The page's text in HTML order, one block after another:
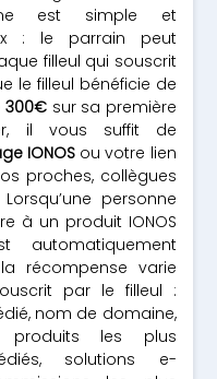
est simple et
: le parrain peut
filleul qui souscrit
le filleul bénéficie de
300€ sur sa première
il vous suffit de
IONOS ou votre lien
proches, collègues
personne
à un produit IONOS
automatiquement
récompense varie
par le filleul :
nom de domaine,
produits les plus
solutions e-